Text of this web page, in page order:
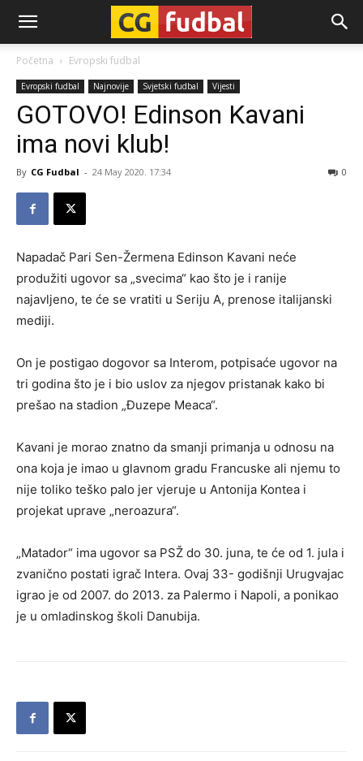
CG-
Fudbal
Početna Evropski fudbal
Evropski fudbal Najnovije Svjetski fudbal Vijesti
GOTOVO! Edinson Kavani
ima novi klub!
By CG Fudbal - 24 May 2020. 17:34 0
Napadač Pari Sen-Žermena Edinson Kavani neće
produžiti ugovor sa „svecima“ kao što je i ranije
najavljeno, te će se vratiti u Seriju A, prenose italijanski
mediji.
On je postigao dogovor sa Interom, potpisaće ugovor na
tri godina što je i bio uslov za njegov pristanak kako bi
prešao na stadion „Đuzepe Meaca“.
Kavani je morao znatno da smanji primanja u odnosu na
ona koja je imao u glavnom gradu Francuske ali njemu to
nije toliko teško palo jer vjeruje u Antonija Kontea i
projekat uprave „neroazura“.
„Matador“ ima ugovor sa PSŽ do 30. juna, te će od 1. jula i
zvanično postati igrač Intera. Ovaj 33- godišnji Urugvajac
igrao je od 2007. do 2013. za Palermo i Napoli, a ponikao
je u omladinskog školi Danubija.